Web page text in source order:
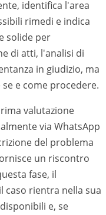
identifica l'area
rimedi e indica
solide per
di atti, l'analisi di
in giudizio, ma
e come procedere.
valutazione
via WhatsApp
del problema
un riscontro
fase, il
caso rientra nella sua
e, se